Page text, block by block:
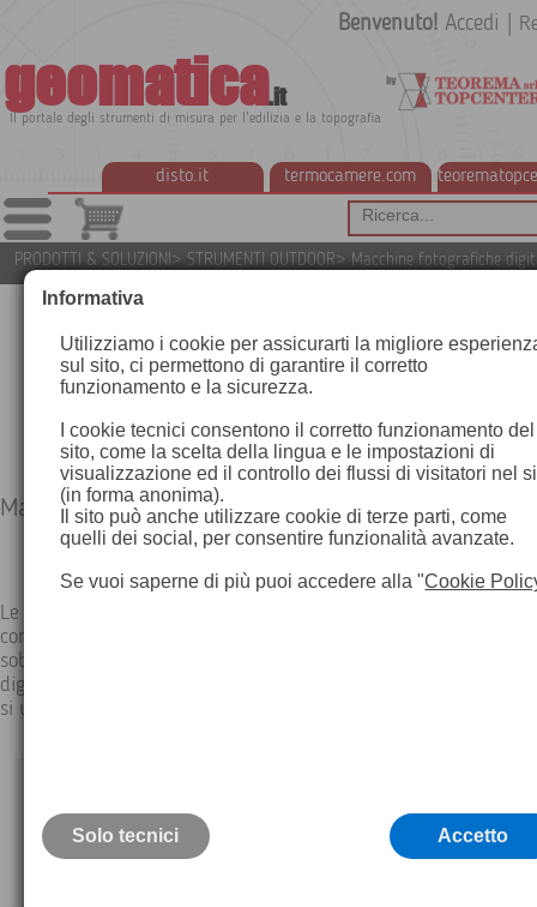
geomatica.it
Il portale degli strumenti di misura per l'edilizia e la topografia
disto.it termocamere.com
Benvenuto! Accedi
PRODOTTI & SOLUZIONI> STRUMENTI OUTDOOR> Macchine fotografiche
Macchine fotografiche digitali Leica
Le maneggevoli ed eleganti fotocamere compatte Leica hanno
conquistato il pubblico per la loro semplicità di utilizzo, per il
sobrio e per le loro grandi prestazioni ottiche. La moderna
digitale ed i collaudati concetti provenienti dalla fotografia
si uniscono in un insieme particolarmente ben riuscito.
Informativa
Utilizziamo i cookie per assicurarti la migliore
sul sito, ci permettono di garantire il corretto
funzionamento e la sicurezza.
I cookie tecnici consentono il corretto funzionamento del
sito, come la scelta della lingua e le impostazioni di
visualizzazione ed il controllo dei flussi di visitatori nel
(in forma anonima).
Il sito può anche utilizzare cookie di terze parti, come
quelli dei social, per consentire funzionalità avanzate.
Se vuoi saperne di più puoi accedere alla "Cookie
Solo tecnici Accetto